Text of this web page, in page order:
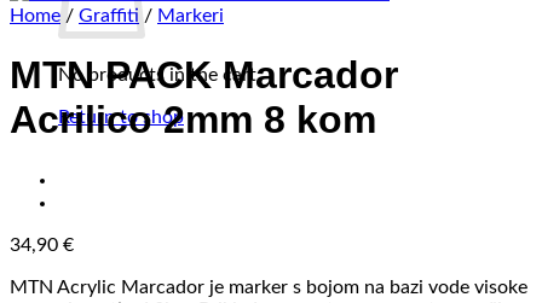
No products in the cart.
Return to shop
Home / Graffiti / Markeri
MTN PACK Marcador
Acrilico 2mm 8 kom
34,90 €
MTN Acrylic Marcador je marker s bojom na bazi vode visoke